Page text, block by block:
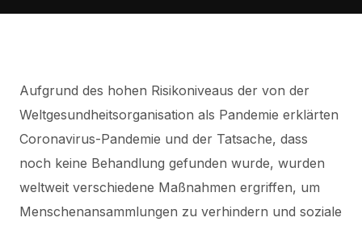
Aufgrund des hohen Risikoniveaus der von der
Weltgesundheitsorganisation als Pandemie erklärten
Coronavirus-Pandemie und der Tatsache, dass
noch keine Behandlung gefunden wurde, wurden
weltweit verschiedene Maßnahmen ergriffen, um
Menschenansammlungen zu verhindern und soziale